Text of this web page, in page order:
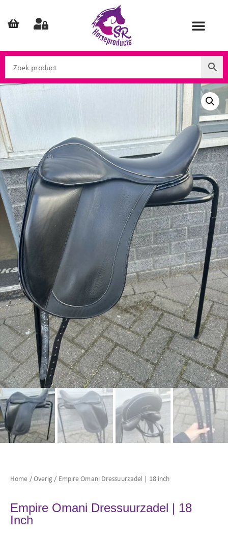
Home /Overig / Empire Omani Dressuurzadel | 18 inch
Empire Omani Dressuurzadel | 18
Inch